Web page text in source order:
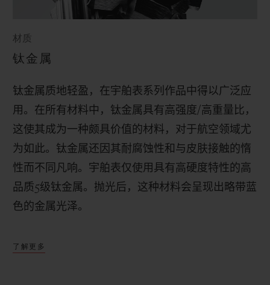
材质
钛金属
钛金属质地轻盈，在宇舶表系列作品中得以广泛应
用。在所有材料中，钛金属具有高强度/ 高重量比，
这使其成为一种颇具价值的材料，对于航空领域尤
为如此。钛金属还因其耐腐蚀性和与皮肤接触的惰
性而不同凡响。宇舶表仅使用具有高硬度特性的高
品质5级钛金属。抛光后，这种材料会呈现出略带蓝
色的金属光泽。
了解更多